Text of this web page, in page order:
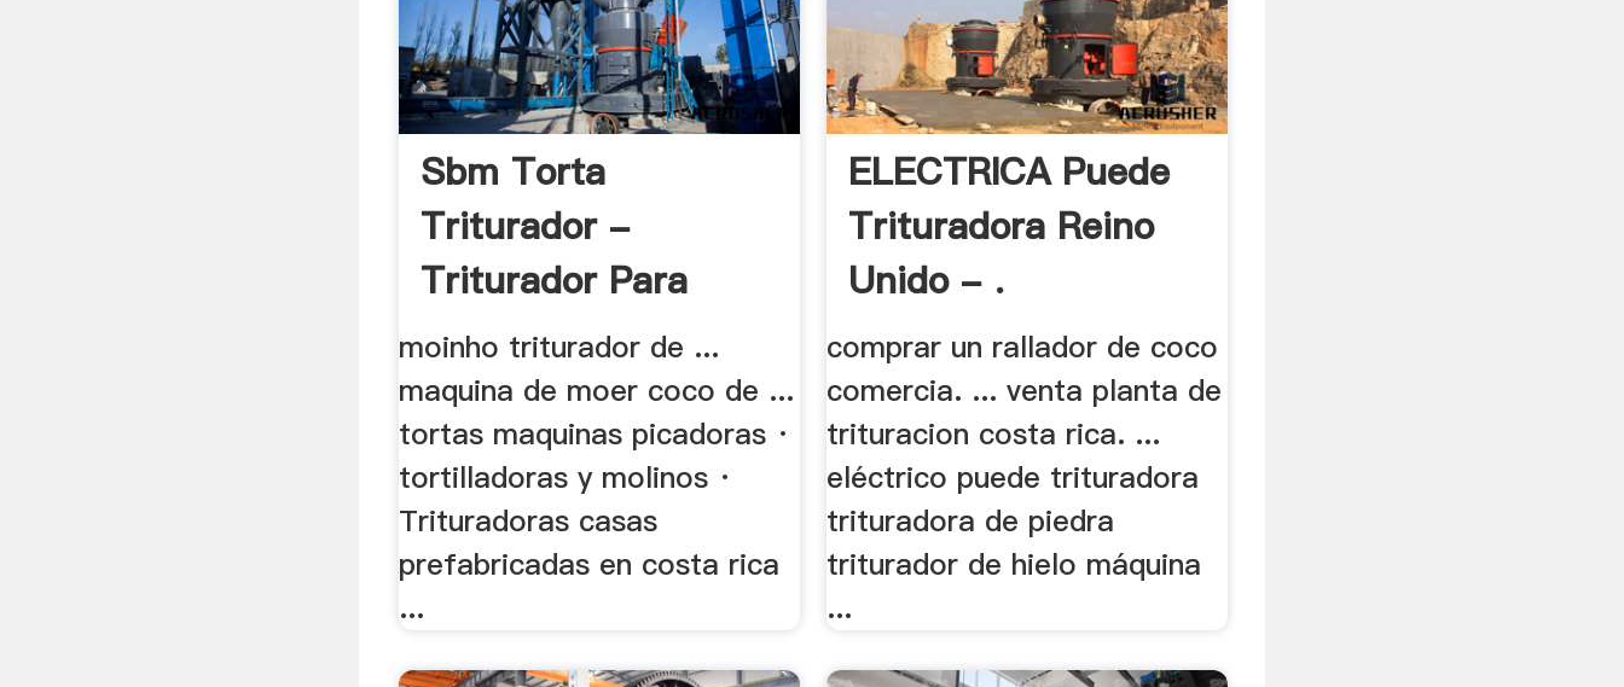
Sbm Torta
Triturador -
Triturador Para
Venda
moinho triturador de ...
maquina de moer coco de ...
tortas maquinas picadoras ·
tortilladoras y molinos ·
Trituradoras casas
prefabricadas en costa rica
...
ELECTRICA Puede
Trituradora Reino
Unido - .
comprar un rallador de coco
comercia. ... venta planta de
trituracion costa rica. ...
eléctrico puede trituradora
trituradora de piedra
triturador de hielo máquina
...